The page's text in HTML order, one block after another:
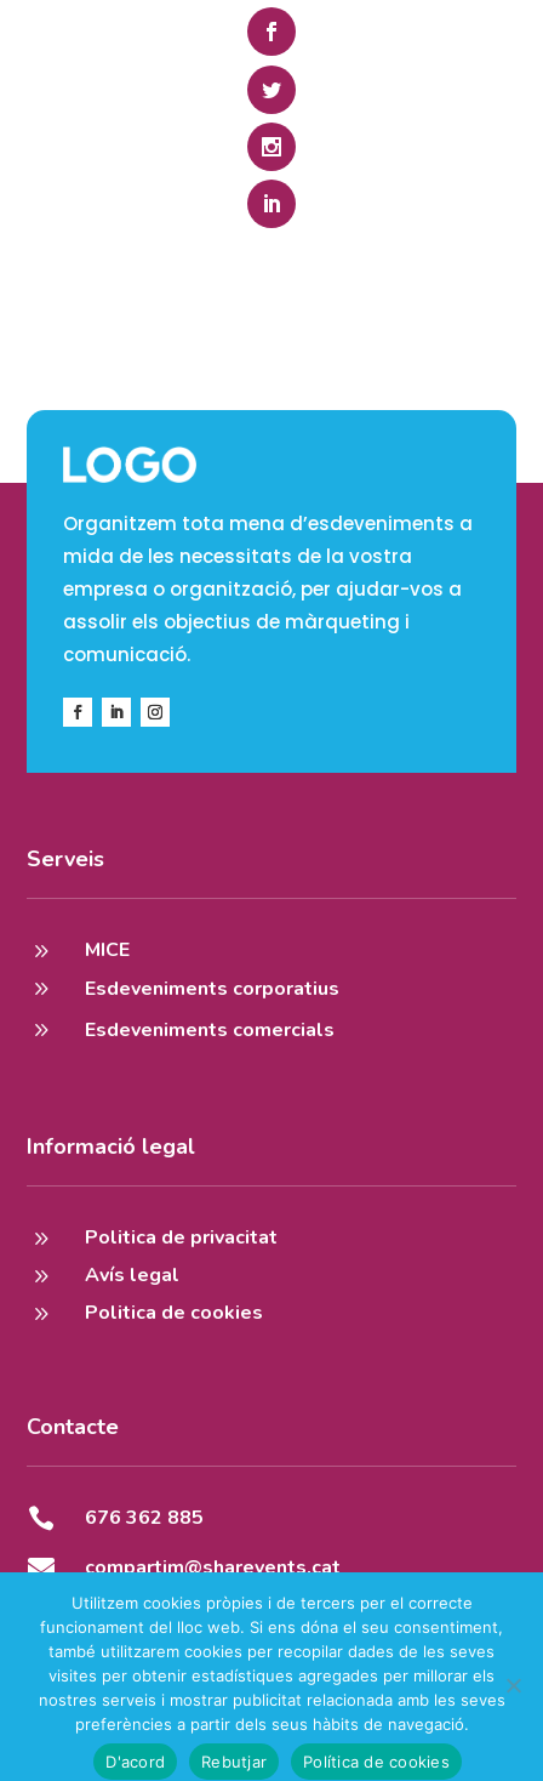
Organitzem tota mena d’esdeveniments a
mida de les necessitats de la vostra
empresa o organització, per ajudar-vos a
assolir els objectius de màrqueting i
comunicació.
Serveis
9
MICE
9
Esdeveniments corporatius
9
Esdeveniments comercials
Informació legal
9
Politica de privacitat
9
Avís legal
9
Politica de cookies
Contacte

676 362 885

compartim@sharevents.cat
Copyright © 2025 – Share Events Tots els drets reservats
Utilitzem cookies pròpies i de tercers per el correcte
funcionament del lloc web. Si ens dóna el seu consentiment,
també utilitzarem cookies per recopilar dades de les seves
visites per obtenir estadístiques agregades per millorar els
nostres serveis i mostrar publicitat relacionada amb les seves
preferències a partir dels seus hàbits de navegació.
D'acord
Rebutjar Política de cookies